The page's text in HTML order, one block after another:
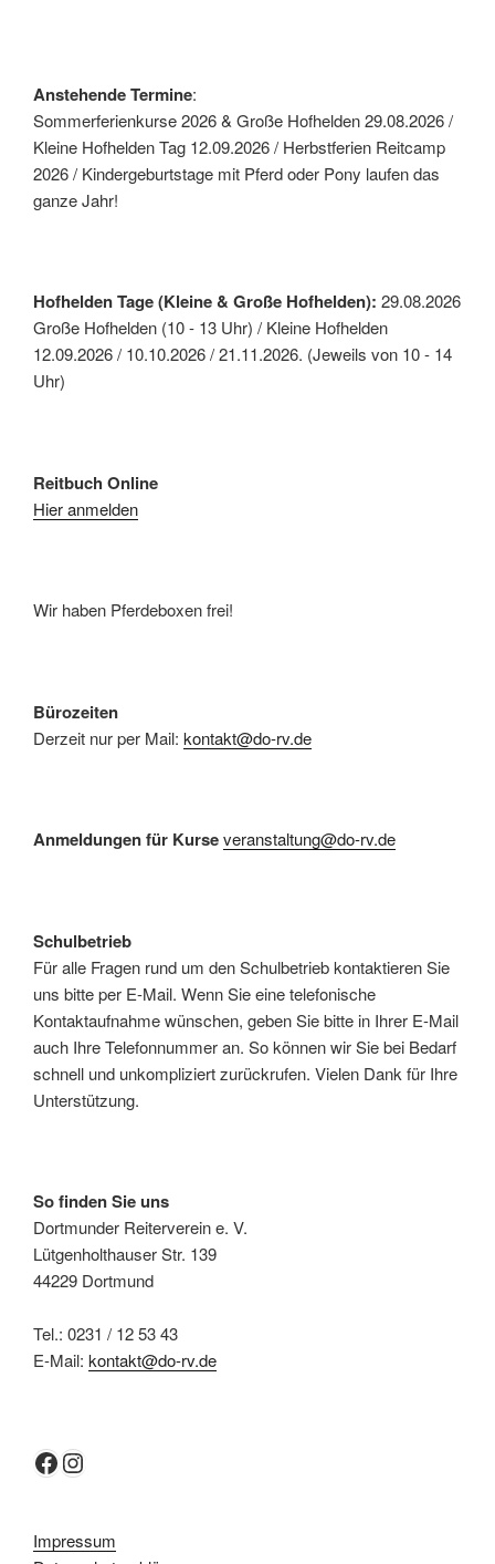
Anstehende Termine:
Sommerferienkurse 2026 & Große Hofhelden 29.08.2026 /
Kleine Hofhelden Tag 12.09.2026 / Herbstferien Reitcamp
2026 / Kindergeburtstage mit Pferd oder Pony laufen das
ganze Jahr!
Hofhelden Tage (Kleine & Große Hofhelden): 29.08.2026
Große Hofhelden (10 - 13 Uhr) / Kleine Hofhelden
12.09.2026 / 10.10.2026 / 21.11.2026. (Jeweils von 10 - 14
Uhr)
Reitbuch Online
Hier anmelden
Wir haben Pferdeboxen frei!
Bürozeiten
Derzeit nur per Mail: kontakt@do-rv.de
Anmeldungen für Kurseveranstaltung@do-rv.de
Schulbetrieb
Für alle Fragen rund um den Schulbetrieb kontaktieren Sie
uns bitte per E-Mail. Wenn Sie eine telefonische
Kontaktaufnahme wünschen, geben Sie bitte in Ihrer E-Mail
auch Ihre Telefonnummer an. So können wir Sie bei Bedarf
schnell und unkompliziert zurückrufen. Vielen Dank für Ihre
Unterstützung.
So finden Sie uns
Dortmunder Reiterverein e. V.
Lütgenholthauser Str. 139
44229 Dortmund
Tel.: 0231 / 12 53 43
E-Mail: kontakt@do-rv.de
Facebook
Instagram
Impressum